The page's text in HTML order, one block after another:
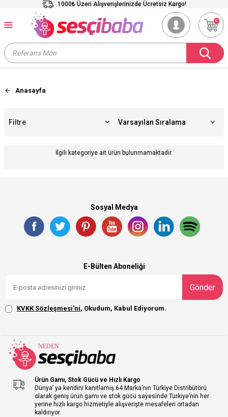
1000₺ Üzeri Alışverişlerinizde Ücretsiz Kargo!
0
Anasayfa
Filtre
İlgili kategoriye ait ürün bulunmamaktadır.
Sosyal Medya
E-Bülten Aboneliği
Gönder
KVKK Sözleşmesi'ni, Okudum, Kabul Ediyorum.
Ürün Gamı, Stok Gücü ve Hızlı Kargo
Dünya’ ya kendini kanıtlamış 64 Marka’nın Türkiye Distribütörü
olarak geniş ürün gamı ve stok gücü sayesinde Türkiye’nin her
yerine hızlı kargo hizmetiyle alışverişte mesafeleri ortadan
kaldırıyor.